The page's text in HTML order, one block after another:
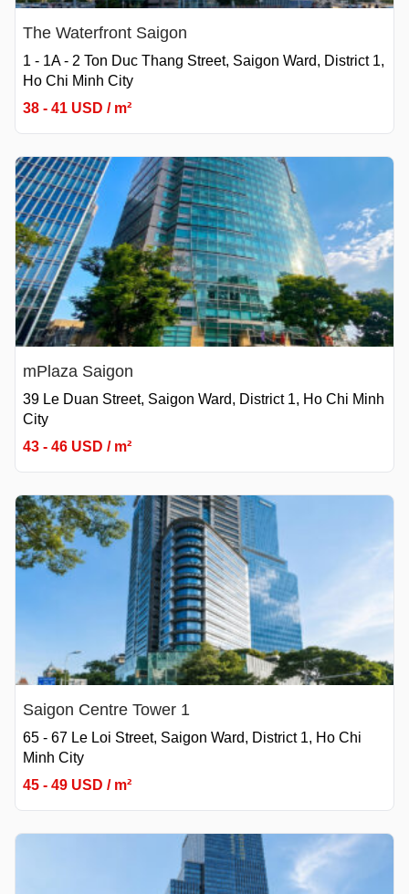
The Waterfront Saigon
1 - 1A - 2 Ton Duc Thang Street, Saigon Ward, District 1,
Ho Chi Minh City
38 - 41 USD / m²
mPlaza Saigon
39 Le Duan Street, Saigon Ward, District 1, Ho Chi Minh
City
43 - 46 USD / m²
Saigon Centre Tower 1
65 - 67 Le Loi Street, Saigon Ward, District 1, Ho Chi
Minh City
45 - 49 USD / m²